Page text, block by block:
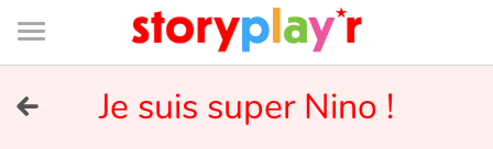
Connexion
Bibliothèque
de
page
Je suis super Nino !